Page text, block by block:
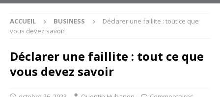
ACCUEIL BUSINESS
Déclarer une faillite : tout ce que
vous devez savoir
Déclarer une faillite : tout ce que
vous devez savoir